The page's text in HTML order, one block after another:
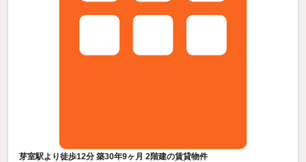
芽室駅より徒歩12分 築30年9ヶ月 2階建の賃貸物件